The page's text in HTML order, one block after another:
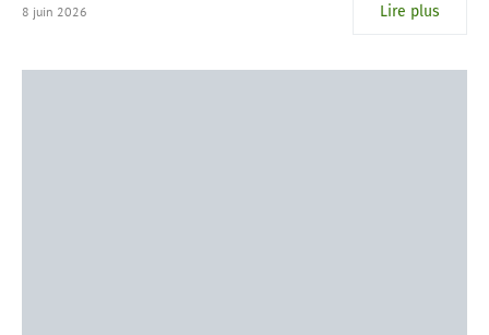
8 juin 2026 Lire plus